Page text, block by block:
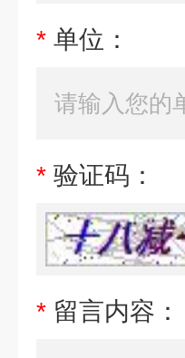
* 单位：
* 验证码：
* 留言内容：